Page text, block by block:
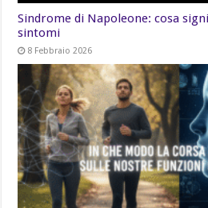
Sindrome di Napoleone: cosa
sintomi
8 Febbraio 2026